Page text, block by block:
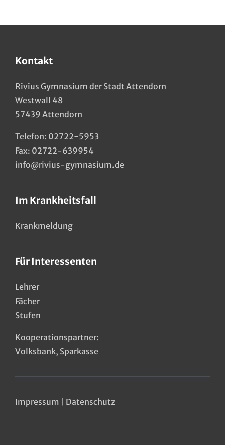
Kontakt
Rivius Gymnasium der Stadt Attendorn
Westwall 48
57439 Attendorn
Telefon: 02722-5953
Fax: 02722-639954
info@rivius-gymnasium.de
Im Krankheitsfall
Krankmeldung
Für Interessenten
Lehrer
Fächer
Stufen
Kooperationspartner:
Volksbank, Sparkasse
Impressum Datenschutz